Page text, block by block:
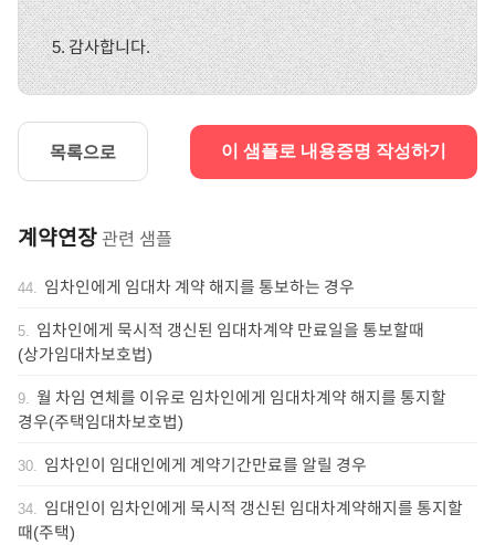
5. 감사합니다.
목록으로 이 샘플로 내용증명 작성하기
계약연장 관련 샘플
44. 임차인에게 임대차 계약 해지를 통보하는 경우
5. 임차인에게 묵시적 갱신된 임대차계약 만료일을 통보할때
(상가임대차보호법)
9. 월 차임 연체를 이유로 임차인에게 임대차계약 해지를 통지할
경우(주택임대차보호법)
30. 임차인이 임대인에게 계약기간만료를 알릴 경우
34. 임대인이 임차인에게 묵시적 갱신된 임대차계약해지를 통지할
때(주택)